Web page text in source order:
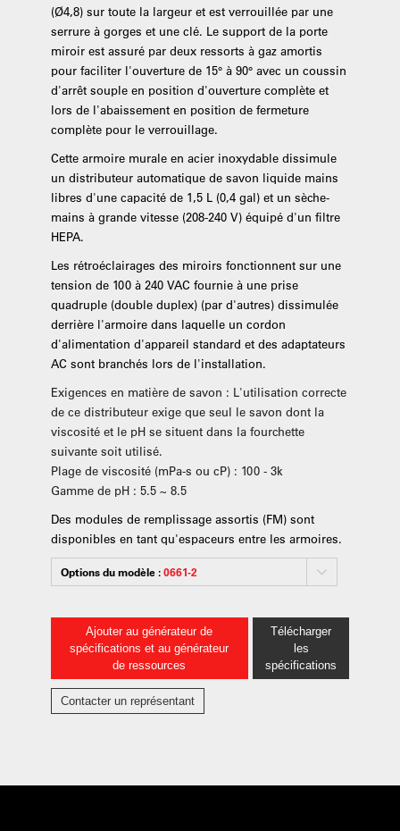
(Ø4,8) sur toute la largeur et est verrouillée par une
serrure à gorges et une clé. Le support de la porte
miroir est assuré par deux ressorts à gaz amortis
pour faciliter l'ouverture de 15° à 90° avec un coussin
d'arrêt souple en position d'ouverture complète et
lors de l'abaissement en position de fermeture
complète pour le verrouillage.
Cette armoire murale en acier inoxydable dissimule
un distributeur automatique de savon liquide mains
libres d'une capacité de 1,5 L (0,4 gal) et un sèche-
mains à grande vitesse (208-240 V) équipé d'un filtre
HEPA.
Les rétroéclairages des miroirs fonctionnent sur une
tension de 100 à 240 VAC fournie à une prise
quadruple (double duplex) (par d'autres) dissimulée
derrière l'armoire dans laquelle un cordon
d'alimentation d'appareil standard et des adaptateurs
AC sont branchés lors de l'installation.
Exigences en matière de savon : L'utilisation correcte
de ce distributeur exige que seul le savon dont la
viscosité et le pH se situent dans la fourchette
suivante soit utilisé.
Plage de viscosité (mPa-s ou cP) : 100 - 3k
Gamme de pH : 5.5 ~ 8.5
Des modules de remplissage assortis (FM) sont
disponibles en tant qu'espaceurs entre les armoires.
Options du modèle :0661-2
Ajouter au générateur de
spécifications et au générateur
de ressources
Télécharger
les
spécifications
Contacter un représentant